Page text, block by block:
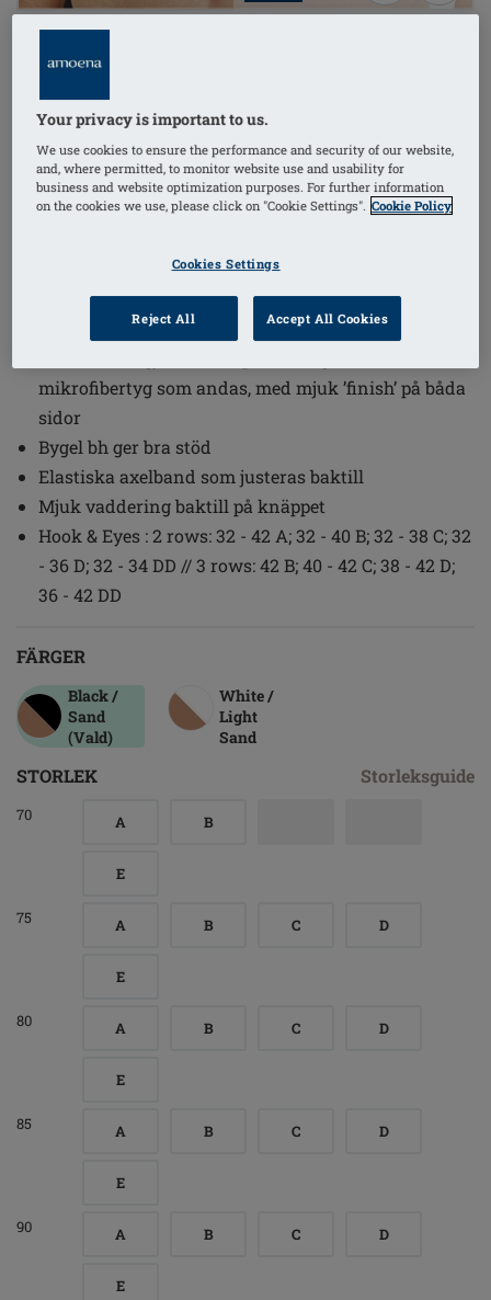
SEK749.00
Önskar du beställa något? i
Senaste färguppdateringen för vår tidlösa Karolina
mikrofibertyg som andas, med mjuk ’finish’ på båda
sidor
Bygel bh ger bra stöd
Elastiska axelband som justeras baktill
Mjuk vaddering baktill på knäppet
Hook & Eyes : 2 rows: 32 - 42 A; 32 - 40 B; 32 - 38 C; 32
- 36 D; 32 - 34 DD // 3 rows: 42 B; 40 - 42 C; 38 - 42 D;
36 - 42 DD
FÄRGER
Black /
Sand
(Vald)
White /
Light
Sand
STORLEK Storleksguide
70 A B
E
75 A B C D
E
80 A B C D
E
85 A B C D
E
90 A B C D
E
Your privacy is important to us.
We use cookies to ensure the performance and security of our website,
and, where permitted, to monitor website use and usability for
business and website optimization purposes. For further information
on the cookies we use, please click on "Cookie Settings". Cookie Policy
Cookies Settings
Reject All Accept All Cookies